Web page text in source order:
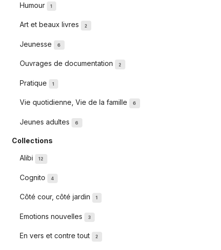
Humour 1
Art et beaux livres 2
Jeunesse 6
Ouvrages de documentation 2
Pratique 1
Vie quotidienne, Vie de la famille 6
Jeunes adultes 6
Collections
Alibi 12
Cognito 4
Côté cour, côté jardin 1
Emotions nouvelles 3
En vers et contre tout 2